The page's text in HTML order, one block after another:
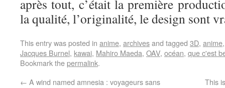
après tout, c’était la première
la qualité, l’originalité, le design sont
This entry was posted in anime, archivesand tagged 3D, anime
Jacques Burnel, kawai, Mahiro Maeda, OAV, océan, que c'est
Bookmark thepermalink.
← A wind named amnesia : voyageurs sans
This